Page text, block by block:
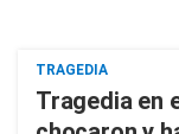
TRAGEDIA
Tragedia en